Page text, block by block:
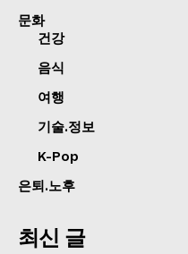
문화
건강
음식
여행
기술.정보
K-Pop
은퇴.노후
최신 글